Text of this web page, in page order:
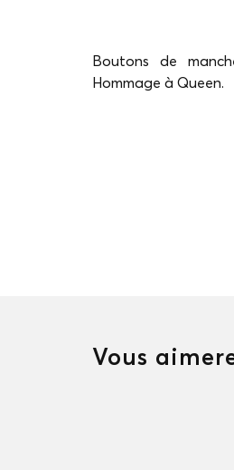
Boutons de
Hommage à Queen.
Vous